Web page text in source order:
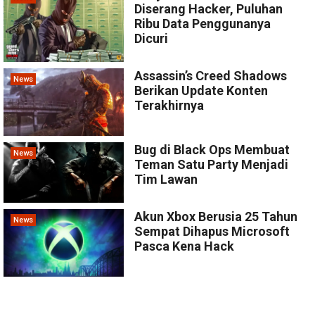
Diserang Hacker, Puluhan
Ribu Data Penggunanya
Dicuri
News
Assassin’s Creed Shadows
Berikan Update Konten
Terakhirnya
News
Bug di Black Ops Membuat
Teman Satu Party Menjadi
Tim Lawan
News
Akun Xbox Berusia 25 Tahun
Sempat Dihapus Microsoft
Pasca Kena Hack